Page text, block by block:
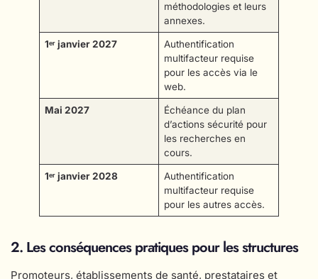
méthodologies et leurs
annexes.
1ᵉʳ janvier 2027
Authentification
multifacteur requise
pour les accès via le
web.
Mai 2027
Échéance du plan
d’actions sécurité pour
les recherches en
cours.
1ᵉʳ janvier 2028
Authentification
multifacteur requise
pour les autres accès.
2. Les conséquences pratiques pour les structures
Promoteurs, établissements de santé, prestataires et